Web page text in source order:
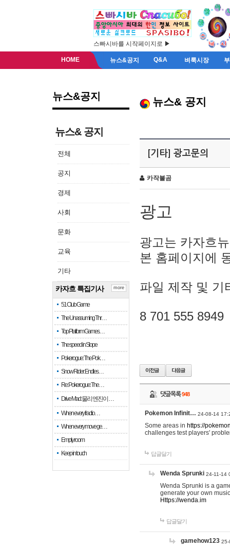
스빠시바를 시작페이지로 ▶
HOME 뉴스&공지 Q&A 벼룩시장
뉴스&공지
뉴스& 공지
전체
공지
경제
사회
문화
교육
기타
카자흐 특집기사
51 Club Game
The Unassuming Thr…
Top Platform Games…
The speed in Slope
Pokerogue: The Pok…
Snow Rider: Endles…
Re: Pokerogue: The…
Drive Mad: 물리 엔진이 …
When every fractio…
When every move ge…
Empty room
Keep in touch
more
뉴스& 공지
[기타] 광고문의
카작불곰
광고
광고는 카자흐
본 홈페이지에
파일 제작 및 기
8 701 555 8949
댓글목록948
Pokemon Infinit… 24-08-14
Some areas in https://
challenges test players'
답글달기
Wenda Sprunki 24-11-14
Wenda Sprunki is a
generate your own
Https://wenda.im
답글달기
gamehow123 25-